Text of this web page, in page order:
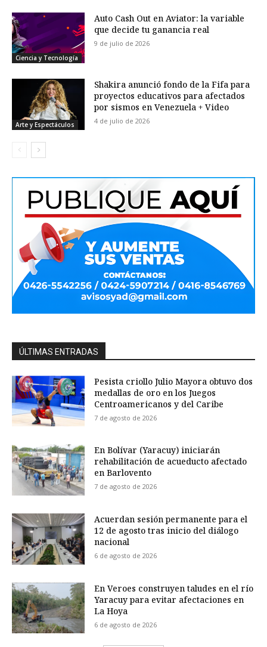
Ciencia y Tecnología
Auto Cash Out en Aviator: la variable
que decide tu ganancia real
9 de julio de 2026
Arte y Espectáculos
Shakira anunció fondo de la Fifa para
proyectos educativos para afectados
por sismos en Venezuela + Video
4 de julio de 2026
ÚLTIMAS ENTRADAS
Pesista criollo Julio Mayora obtuvo dos
medallas de oro en los Juegos
Centroamericanos y del Caribe
7 de agosto de 2026
En Bolívar (Yaracuy) iniciarán
rehabilitación de acueducto afectado
en Barlovento
7 de agosto de 2026
Acuerdan sesión permanente para el
12 de agosto tras inicio del diálogo
nacional
6 de agosto de 2026
En Veroes construyen taludes en el río
Yaracuy para evitar afectaciones en
La Hoya
6 de agosto de 2026